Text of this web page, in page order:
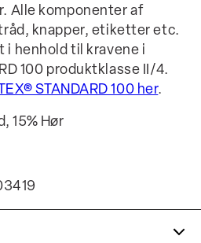
Alle komponenter af
knapper, etiketter etc.
henhold til kravene i
100 produktklasse II/4.
STANDARD 100 her.
15% Hør